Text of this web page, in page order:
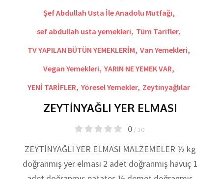
Şef Abdullah Usta İle Anadolu Mutfağı,
sef abdullah usta yemekleri, Tüm Tarifler,
TV YAPILAN BÜTÜN YEMEKLERİM, Van Yemekleri,
Vegan Yemekleri, YARIN NE YEMEK VAR,
YENİ TARİFLER, Yöresel Yemekler, Zeytinyağlılar
ZEYTİNYAĞLI YER ELMASI
0/ 10
ZEYTİNYAĞLI YER ELMASI MALZEMELER ½ kg
doğranmış yer elması 2 adet doğranmış havuç 1